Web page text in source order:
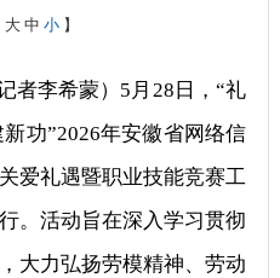
大 中 小 】
者李希蒙）5月28日，“礼
功”2026年安徽省网络信
爱礼遇暨职业技能竞赛工
。活动旨在深入学习贯彻
大力弘扬劳模精神、劳动